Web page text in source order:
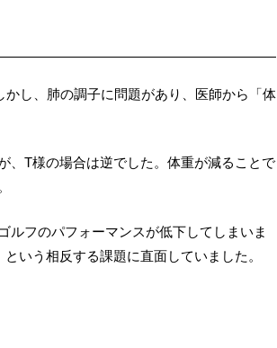
し、肺の調子に問題があり、医師から「体
、T様の場合は逆でした。体重が減ることで
ルフのパフォーマンスが低下してしまいま
いう相反する課題に直面していました。